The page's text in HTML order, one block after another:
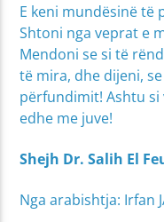
E keni mundësinë të
Shtoni nga veprat e
Mendoni se si të
të mira, dhe dijeni,
përfundimit! Ashtu
edhe me juve!
Shejh Dr. Salih El
Nga arabishtja: Irfan